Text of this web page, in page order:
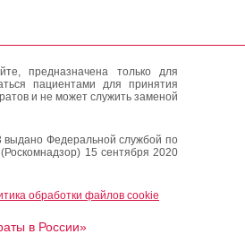
предназначена только для
пациентами для принятия
и не может служить заменой
Федеральной службой по
15 сентября 2020
обработки файлов cookie
в России»